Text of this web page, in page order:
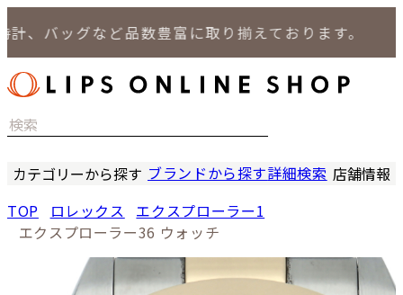
ッグなど品数豊富に取り揃えております。
カテゴリーから探す
バッグ
小物
セール商品
ブランドから探す詳細検索 店舗情報
LIPS 札
LIPS 通信
TOP ロレックス
エクスプローラー1
エクスプローラー36 ウォッチ